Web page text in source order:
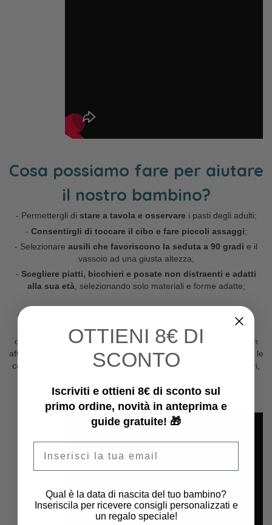
Cosa possiamo fare per aiutare
il nostro bambino?
- Permettergli di stare a tavola e osservare i pasti degli adulti;
- Consentirgli di toccare il cibo e fare piccoli assaggi;
- Selezionare ausili che favoriscono la seduta a 90 gradi e il
vassoio ad una giusta altezza;
- Scegliere piatti, bicchieri e posate non distraenti e adatti
alla sua età, selezionando solo materiali e forme adatte;
Per il bambino è un’esperienza nuova
: fornire dei piatti che
siano troppo attrattivi (colorati, pieni di disegni) può rendere le
cose più difficili. Sono preferibili cose semplici e neutre, per non
affaticarsi e distrarsi e per coordinare mano-bocca evitando che le
cose vadano di traverso. È bene non distrarli nemmeno con libri,
facendo, che è nuovo e faticoso.
OTTIENI 8€ DI
SCONTO
Iscriviti e ottieni 8€ di sconto sul
primo ordine, novità in anteprima e
guide gratuite! 🎁
Qual è la data di nascita del tuo bambino?
Inseriscila per ricevere consigli personalizzati e
un regalo speciale!